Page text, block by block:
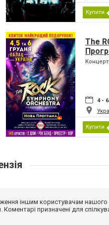
Купити
The
4 -
Купити
іншим користувачам
призначені для